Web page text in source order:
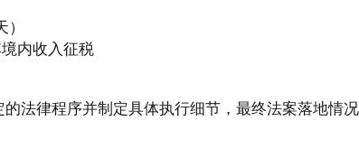
内收入征税
法律程序并制定具体执行细节，最终法案落地情